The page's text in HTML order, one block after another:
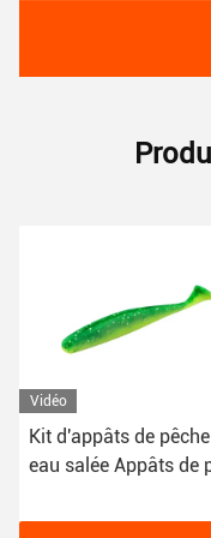
Vidéo
Kit d'appâts de
eau salée Appâts de
pêche d'eau douce